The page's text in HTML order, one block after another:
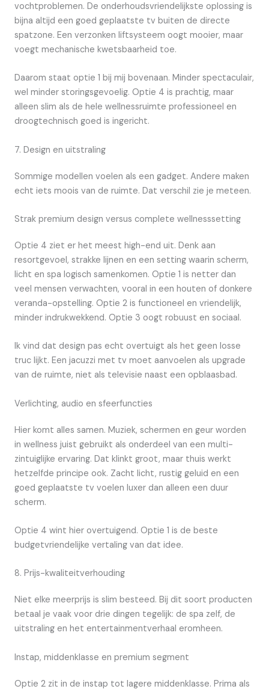
vochtproblemen. De onderhoudsvriendelijkste oplossing is
bijna altijd een goed geplaatste tv buiten de directe
spatzone. Een verzonken liftsysteem oogt mooier, maar
voegt mechanische kwetsbaarheid toe.
Daarom staat optie 1 bij mij bovenaan. Minder spectaculair,
wel minder storingsgevoelig. Optie 4 is prachtig, maar
alleen slim als de hele wellnessruimte professioneel en
droogtechnisch goed is ingericht.
7. Design en uitstraling
Sommige modellen voelen als een gadget. Andere maken
echt iets moois van de ruimte. Dat verschil zie je meteen.
Strak premium design versus complete wellnesssetting
Optie 4 ziet er het meest high-end uit. Denk aan
resortgevoel, strakke lijnen en een setting waarin scherm,
licht en spa logisch samenkomen. Optie 1 is netter dan
veel mensen verwachten, vooral in een houten of donkere
veranda-opstelling. Optie 2 is functioneel en vriendelijk,
minder indrukwekkend. Optie 3 oogt robuust en sociaal.
Ik vind dat design pas echt overtuigt als het geen losse
truc lijkt. Een jacuzzi met tv moet aanvoelen als upgrade
van de ruimte, niet als televisie naast een opblaasbad.
Verlichting, audio en sfeerfuncties
Hier komt alles samen. Muziek, schermen en geur worden
in wellness juist gebruikt als onderdeel van een multi-
zintuiglijke ervaring. Dat klinkt groot, maar thuis werkt
hetzelfde principe ook. Zacht licht, rustig geluid en een
goed geplaatste tv voelen luxer dan alleen een duur
scherm.
Optie 4 wint hier overtuigend. Optie 1 is de beste
budgetvriendelijke vertaling van dat idee.
8. Prijs-kwaliteitverhouding
Niet elke meerprijs is slim besteed. Bij dit soort producten
betaal je vaak voor drie dingen tegelijk: de spa zelf, de
uitstraling en het entertainmentverhaal eromheen.
Instap, middenklasse en premium segment
Optie 2 zit in de instap tot lagere middenklasse. Prima als